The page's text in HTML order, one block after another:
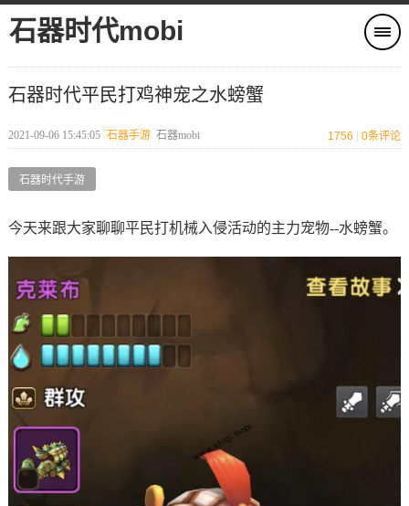
石器时代mobi
石器时代平民打鸡神宠之水螃蟹
2021-09-06 15:45:05 石器手游 石器mobi 1756 0条评论
石器时代手游
今天来跟大家聊聊平民打机械入侵活动的主力宠物--水螃蟹。